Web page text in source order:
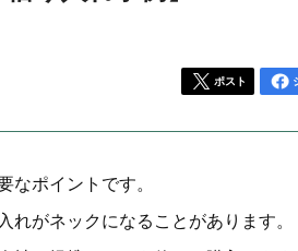
ポスト
ポイントです。
がネックになることがあります。